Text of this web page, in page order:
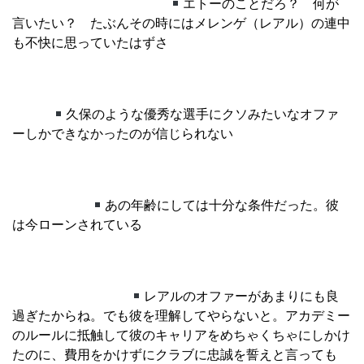
エトーのことだろ？ 何が
言いたい？ たぶんその時にはメレンゲ（レアル）の連中
も不快に思っていたはずさ
久保のような優秀な選手にクソみたいなオファ
ーしかできなかったのが信じられない
あの年齢にしては十分な条件だった。彼
は今ローンされている
レアルのオファーがあまりにも良
過ぎたからね。でも彼を理解してやらないと。アカデミー
のルールに抵触して彼のキャリアをめちゃくちゃにしかけ
たのに、費用をかけずにクラブに忠誠を誓えと言っても